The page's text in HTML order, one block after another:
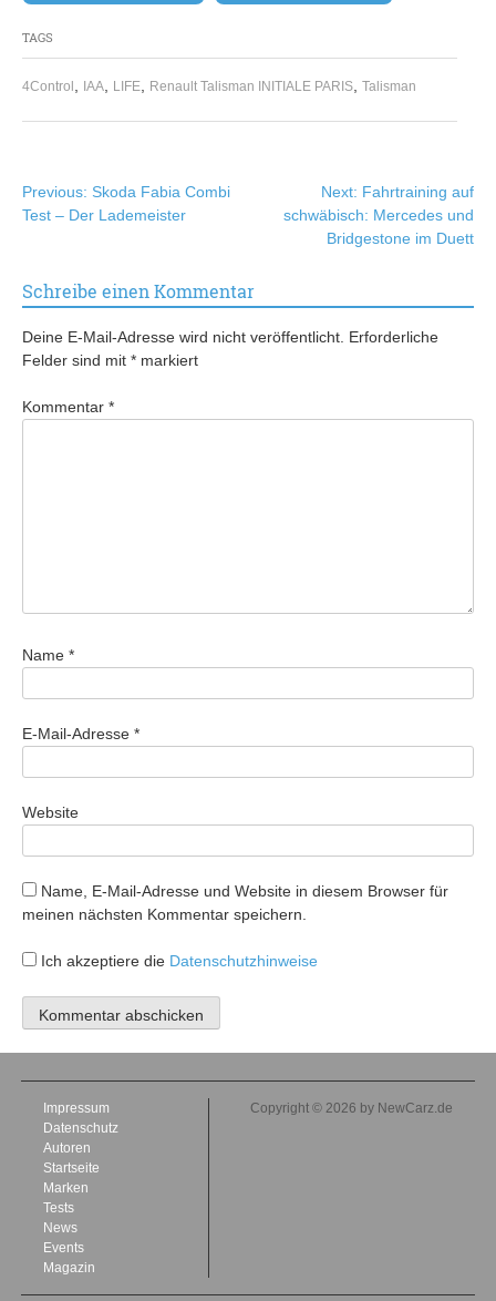
TAGS
4Control , IAA, LIFE, Renault Talisman INITIALE PARIS, Talisman
Beitragsnavigation
Previous: Skoda Fabia Combi
Test – Der Lademeister
Next: Fahrtraining auf
schwäbisch: Mercedes und
Bridgestone im Duett
Schreibe einen Kommentar
Deine E-Mail-Adresse wird nicht veröffentlicht. Erforderliche
Felder sind mit * markiert
Kommentar *
Name *
E-Mail-Adresse *
Website
Name, E-Mail-Adresse und Website in diesem Browser für
meinen nächsten Kommentar speichern.
Ich akzeptiere die Datenschutzhinweise
Impressum
Datenschutz
Autoren
Startseite
Marken
Tests
News
Events
Magazin
Copyright © 2026 by NewCarz.de